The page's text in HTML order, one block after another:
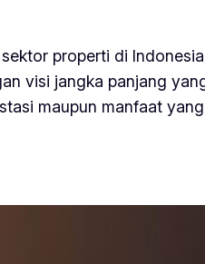
properti di
visi jangka panjang
maupun manfaat